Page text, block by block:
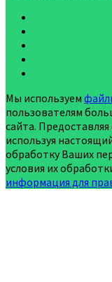
Мы используем
пользователям
сайта.
используя
обработку Ваших
условия их
информация для